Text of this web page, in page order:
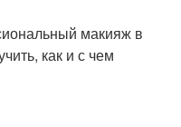
макияж в
как и с чем